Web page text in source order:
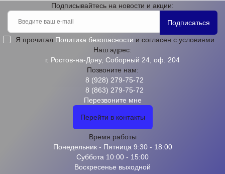
Подписывайтесь на новости и акции:
Подписаться
Я прочитал Политика безопасности и согласен с условиями
Наш адрес:
г. Ростов-на-Дону, Соборный 24, оф. 204
Позвоните нам:
8 (928) 279-75-72
8 (863) 279-75-72
Перезвоните мне
Перейти в контакты
Время работы
Понедельник - Пятница 9:30 - 18:00
Суббота 10:00 - 15:00
Воскресенье выходной